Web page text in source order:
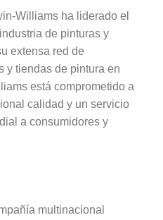
Williams ha liderado el
de pinturas y
extensa red de
y tiendas de pintura en
está comprometido a
calidad y un servicio
a consumidores y
multinacional